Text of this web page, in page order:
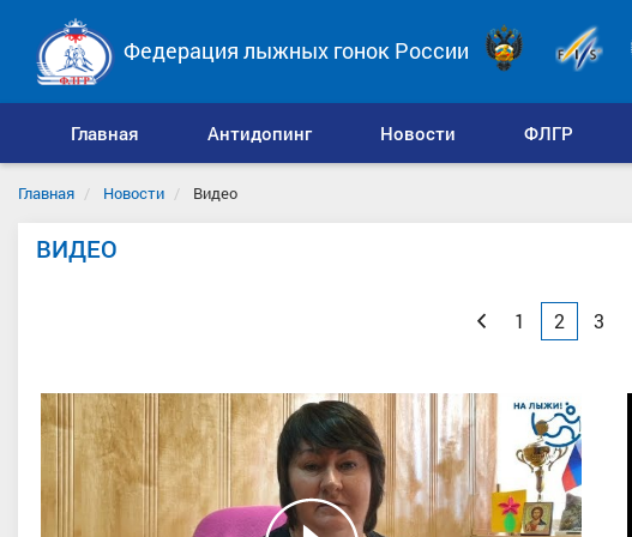
Федерация лыжных гонок России
Главная Антидопинг Новости ФЛГР
Главная Новости Видео
ВИДЕО
Назад
1 2 3